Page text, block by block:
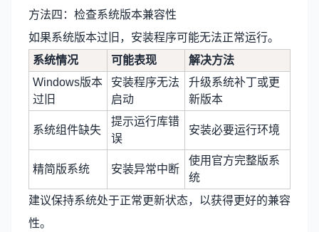
方法四：检查系统版本兼容性
如果系统版本过旧，安装程序可能无法正常运行。
系统情况
可能表现
解决方法
Windows版本
过旧
安装程序无法
启动
升级系统补丁或更
新版本
系统组件缺失
提示运行库错
误
安装必要运行环境
精简版系统 安装异常中断
使用官方完整版系
统
建议保持系统处于正常更新状态，以获得更好的兼容
性。